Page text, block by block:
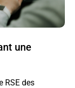
une
RSE des